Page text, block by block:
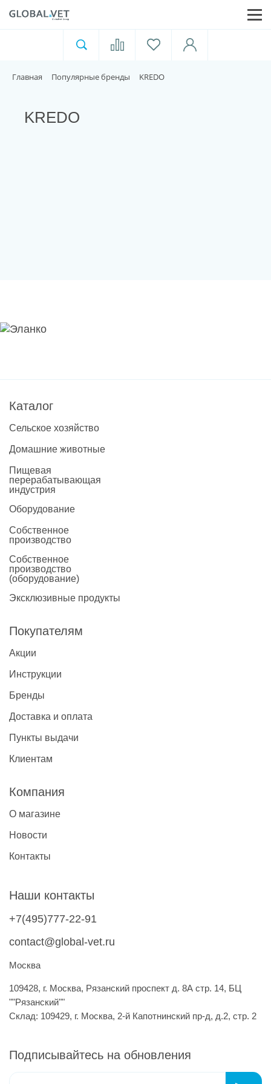
Домашние животные
Доставка и оплата
О компании
Стать партнером
Главная Популярные бренды KREDO
KREDO
Каталог
Сельское хозяйство
Домашние животные
Пищевая
перерабатывающая
индустрия
Оборудование
Собственное
производство
Собственное
производство
(оборудование)
Эксклюзивные продукты
Покупателям
Акции
Инструкции
Бренды
Доставка и оплата
Пункты выдачи
Клиентам
Компания
О магазине
Новости
Контакты
Наши контакты
+7(495)777-22-91
contact@global-vet.ru
Москва
109428, г. Москва, Рязанский проспект д. 8А стр. 14, БЦ
""Рязанский""
Склад: 109429, г. Москва, 2-й Капотнинский пр-д, д.2, стр. 2
Подписывайтесь на обновления